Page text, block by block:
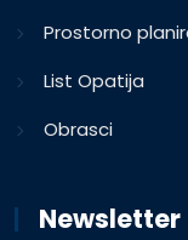
Prostorno
List Opatija
Obrasci
Newsletter